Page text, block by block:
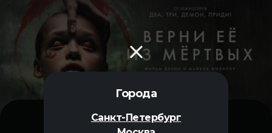
Города
Санкт-Петербург